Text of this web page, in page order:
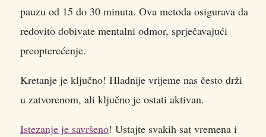
pauzu od 15 do 30 minuta. Ova metoda osigurava da
redovito dobivate mentalni odmor, sprječavajući
preopterećenje.
Kretanje je ključno! Hladnije vrijeme nas često drži
u zatvorenom, ali ključno je ostati aktivan.
Istezanje je savršeno! Ustajte svakih sat vremena i